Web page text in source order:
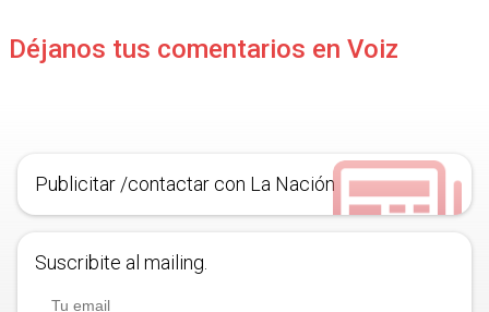
Déjanos tus comentarios en Voiz
Publicitar /contactar con La Nación
Suscribite al mailing.